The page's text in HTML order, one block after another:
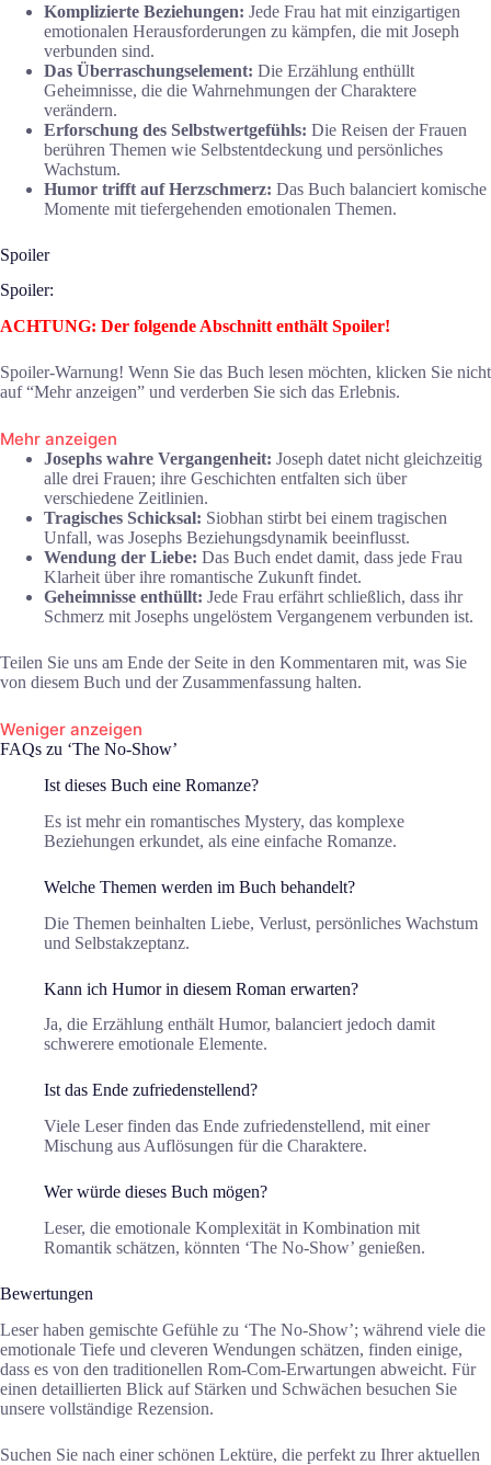
Komplizierte Beziehungen: Jede Frau hat mit einzigartigen
emotionalen Herausforderungen zu kämpfen, die mit Joseph
verbunden sind.
Das Überraschungselement: Die Erzählung enthüllt
Geheimnisse, die die Wahrnehmungen der Charaktere
verändern.
Erforschung des Selbstwertgefühls: Die Reisen der Frauen
berühren Themen wie Selbstentdeckung und persönliches
Wachstum.
Humor trifft auf Herzschmerz: Das Buch balanciert komische
Momente mit tiefergehenden emotionalen Themen.
Spoiler
Spoiler:
ACHTUNG: Der folgende Abschnitt enthält Spoiler!
Spoiler-Warnung! Wenn Sie das Buch lesen möchten, klicken Sie nicht
auf “Mehr anzeigen” und verderben Sie sich das Erlebnis.
Mehr anzeigen
Josephs wahre Vergangenheit: Joseph datet nicht gleichzeitig
alle drei Frauen; ihre Geschichten entfalten sich über
verschiedene Zeitlinien.
Tragisches Schicksal: Siobhan stirbt bei einem tragischen
Unfall, was Josephs Beziehungsdynamik beeinflusst.
Wendung der Liebe: Das Buch endet damit, dass jede Frau
Klarheit über ihre romantische Zukunft findet.
Geheimnisse enthüllt: Jede Frau erfährt schließlich, dass ihr
Schmerz mit Josephs ungelöstem Vergangenem verbunden ist.
Teilen Sie uns am Ende der Seite in den Kommentaren mit, was Sie
von diesem Buch und der Zusammenfassung halten.
Weniger anzeigen
FAQs zu ‘The No-Show’
Ist dieses Buch eine Romanze?
Es ist mehr ein romantisches Mystery, das komplexe
Beziehungen erkundet, als eine einfache Romanze.
Welche Themen werden im Buch behandelt?
Die Themen beinhalten Liebe, Verlust, persönliches Wachstum
und Selbstakzeptanz.
Kann ich Humor in diesem Roman erwarten?
Ja, die Erzählung enthält Humor, balanciert jedoch damit
schwerere emotionale Elemente.
Ist das Ende zufriedenstellend?
Viele Leser finden das Ende zufriedenstellend, mit einer
Mischung aus Auflösungen für die Charaktere.
Wer würde dieses Buch mögen?
Leser, die emotionale Komplexität in Kombination mit
Romantik schätzen, könnten ‘The No-Show’ genießen.
Bewertungen
Leser haben gemischte Gefühle zu ‘The No-Show’; während viele die
emotionale Tiefe und cleveren Wendungen schätzen, finden einige,
dass es von den traditionellen Rom-Com-Erwartungen abweicht. Für
einen detaillierten Blick auf Stärken und Schwächen besuchen Sie
unsere vollständige Rezension.
Suchen Sie nach einer schönen Lektüre, die perfekt zu Ihrer aktuellen